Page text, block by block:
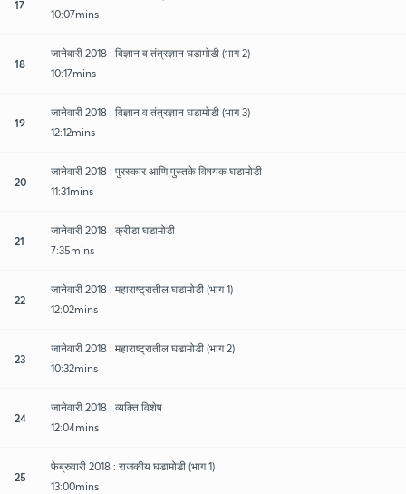
17
10:07mins
18
जानेवारी 2018 : विज्ञान व तंत्रज्ञान घडामोडी (भाग 2)
10:17mins
19
जानेवारी 2018 : विज्ञान व तंत्रज्ञान घडामोडी (भाग 3)
12:12mins
20
जानेवारी 2018 : पुरस्कार आणि पुस्तके विषयक घडामोडी
11:31mins
21
जानेवारी 2018 : क्रीडा घडामोडी
7:35mins
22
जानेवारी 2018 : महाराष्ट्रातील घडामोडी (भाग 1)
12:02mins
23
जानेवारी 2018 : महाराष्ट्रातील घडामोडी (भाग 2)
10:32mins
24
जानेवारी 2018 : व्यक्ति विशेष
12:04mins
25
फेब्रुवारी 2018 : राजकीय घडामोडी (भाग 1)
13:00mins